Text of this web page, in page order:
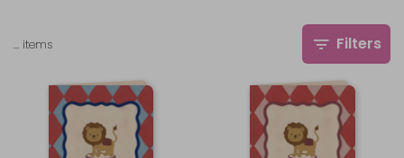
… items Filters